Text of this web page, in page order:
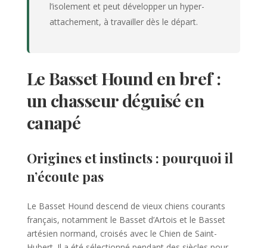
l’isolement et peut développer un hyper-
attachement, à travailler dès le départ.
Le Basset Hound en bref :
un chasseur déguisé en
canapé
Origines et instincts : pourquoi il
n’écoute pas
Le Basset Hound descend de vieux chiens courants
français, notamment le Basset d’Artois et le Basset
artésien normand, croisés avec le Chien de Saint-